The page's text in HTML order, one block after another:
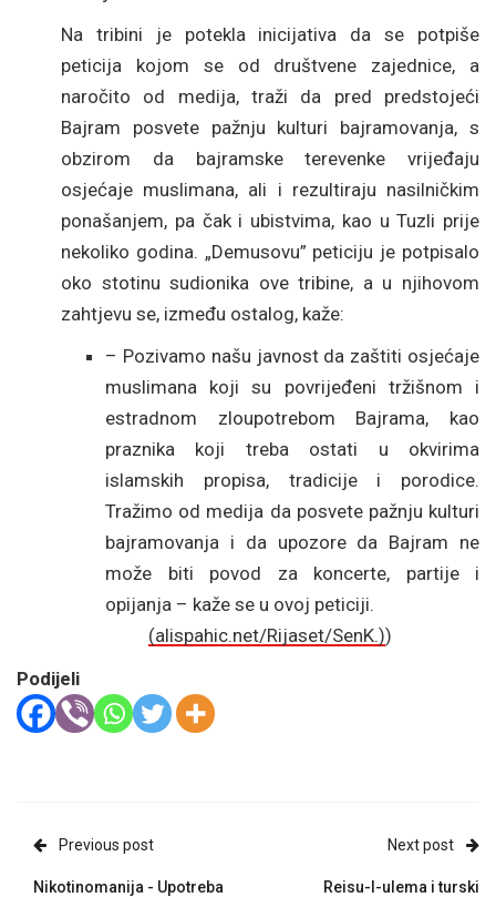
Na tribini je potekla inicijativa da se potpiše
peticija kojom se od društvene zajednice, a
naročito od medija, traži da pred predstojeći
Bajram posvete pažnju kulturi bajramovanja, s
obzirom da bajramske terevenke vrijeđaju
osjećaje muslimana, ali i rezultiraju nasilničkim
ponašanjem, pa čak i ubistvima, kao u Tuzli prije
nekoliko godina. „Demusovu” peticiju je potpisalo
oko stotinu sudionika ove tribine, a u njihovom
zahtjevu se, između ostalog, kaže:
– Pozivamo našu javnost da zaštiti osjećaje
muslimana koji su povrijeđeni tržišnom i
estradnom zloupotrebom Bajrama, kao
praznika koji treba ostati u okvirima
islamskih propisa, tradicije i porodice.
Tražimo od medija da posvete pažnju kulturi
bajramovanja i da upozore da Bajram ne
može biti povod za koncerte, partije i
opijanja – kaže se u ovoj peticiji.
(alispahic.net/Rijaset/SenK.))
Podijeli
Previous post
Nikotinomanija - Upotreba
Next post
Reisu-l-ulema i turski